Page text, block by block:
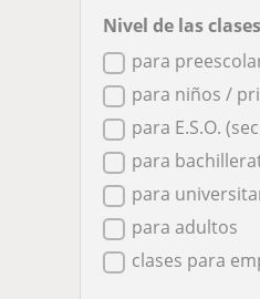
Nivel de las clases
para
para niños /
para E.S.O.
para
para
para adultos
clases para